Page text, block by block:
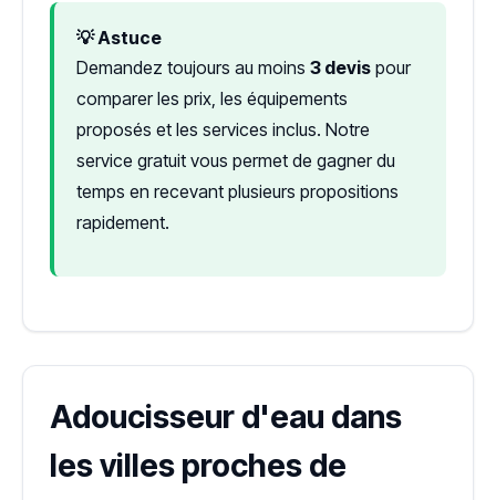
💡 Astuce
Demandez toujours au moins 3 devis pour
comparer les prix, les équipements
proposés et les services inclus. Notre
service gratuit vous permet de gagner du
temps en recevant plusieurs propositions
rapidement.
Adoucisseur d'eau dans
les villes proches de